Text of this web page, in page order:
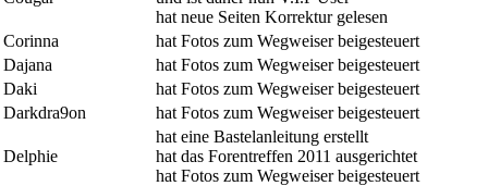
hat neue Seiten Korrektur gelesen
Corinna
hat Fotos zum Wegweiser beigesteuert
Dajana
hat Fotos zum Wegweiser beigesteuert
Daki
hat Fotos zum Wegweiser beigesteuert
Darkdra9on
hat Fotos zum Wegweiser beigesteuert
Delphie
hat eine Bastelanleitung erstellt
hat das Forentreffen 2011 ausgerichtet
hat Fotos zum Wegweiser beigesteuert